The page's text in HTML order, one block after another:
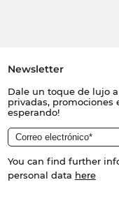
Newsletter
Dale un toque de lujo
privadas, promociones
esperando!
You can find further
personal data here